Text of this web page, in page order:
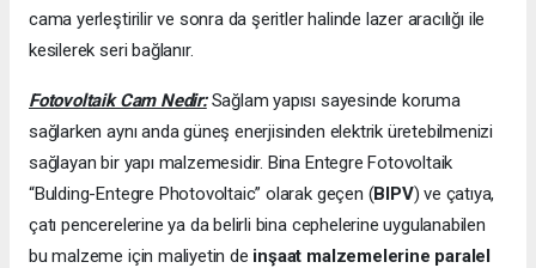
cama yerleştirilir ve sonra da şeritler halinde lazer aracılığı ile
kesilerek seri bağlanır.
Fotovoltaik Cam Nedir:Sağlam yapısı sayesinde koruma
sağlarken aynı anda güneş enerjisinden elektrik üretebilmenizi
sağlayan bir yapı malzemesidir. Bina Entegre Fotovoltaik
“Bulding-Entegre Photovoltaic” olarak geçen (BIPV) ve çatıya,
çatı pencerelerine ya da belirli bina cephelerine uygulanabilen
bu malzeme için maliyetin de inşaat malzemelerine paralel